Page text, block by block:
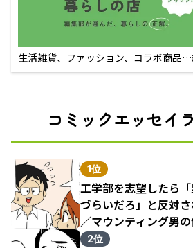
生活雑貨、ファッション、コラボ商品
えるECサイト
コミックエッセイ
1位
工学部を志望したら
づらいだろ」と反対
／マウンティング男
結果（1）
2位